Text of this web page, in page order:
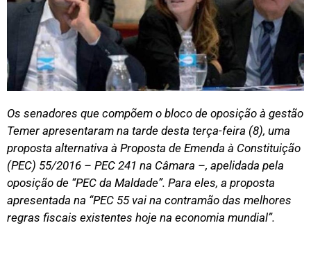
Os senadores que compõem o bloco de oposição à gestão
Temer apresentaram na tarde desta terça-feira (8), uma
proposta alternativa à Proposta de Emenda à Constituição
(PEC) 55/2016 – PEC 241 na Câmara –, apelidada pela
oposição de “PEC da Maldade”. Para eles, a proposta
apresentada na “PEC 55 vai na contramão das melhores
regras fiscais existentes hoje na economia mundial”.